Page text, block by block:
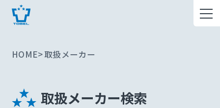
HOME 取扱メーカー
取扱メーカー検索